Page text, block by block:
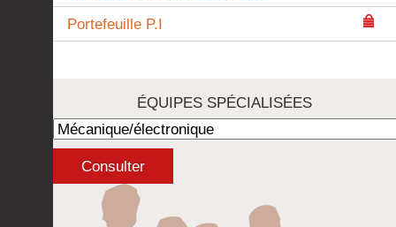
Portefeuille P.I
ÉQUIPES SPÉCIALISÉES